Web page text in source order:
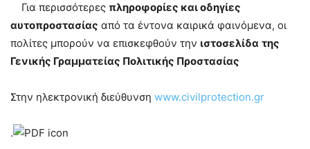
Για περισσότερες πληροφορίες και οδηγίες
αυτοπροστασίας από τα έντονα καιρικά φαινόμενα, οι
πολίτες μπορούν να επισκεφθούν την ιστοσελίδα της
Γενικής Γραμματείας Πολιτικής Προστασίας
Στην ηλεκτρονική διεύθυνση www.civilprotection.gr
.